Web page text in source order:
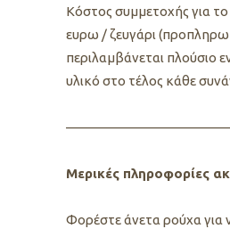
Kόστος συμμετοχής για
ευρω / ζευγάρι
περιλαμβάνεται πλούσιο
υλικό στο τέλος κάθε
Μερικές πληροφορίες
Φορέστε άνετα ρούχα για